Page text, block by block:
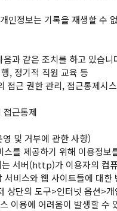
인정보는 기록을 재생할
과 같은 조치를 하고 있습니
, 정기적 직원 교육 등
접근 권한 관리, 접근통제시
접근통제
서버(http)가 이용자의 컴
비스와 웹 사이트들에 대
상단의 도구>인터넷 옵션>
이용에 어려움이 발생할 수